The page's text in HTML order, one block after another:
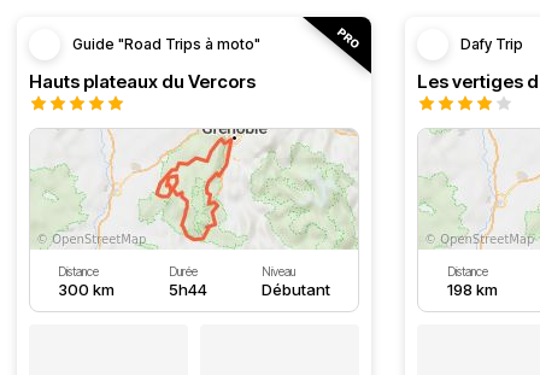
Guide "Road Trips à moto"
Hauts plateaux du Vercors
Distance
300 km
Durée
5h44
Niveau
Débutant
Dafy Trip
Les vertiges
Distance
198 km